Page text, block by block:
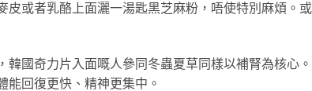
皮或者乳酪上面灑一湯匙黑芝麻粉，唔使特別麻煩。
韓國奇力片入面嘅人參同冬蟲夏草同樣以補腎為核心
能回復更快、精神更集中。